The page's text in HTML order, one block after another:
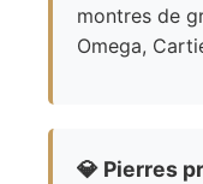
montres de
Omega,
💎 Pierres